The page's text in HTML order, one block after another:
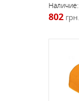
Наличие:
802 грн.